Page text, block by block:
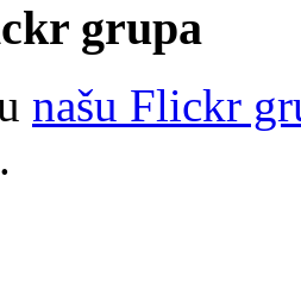
r grupa
našu Flickr